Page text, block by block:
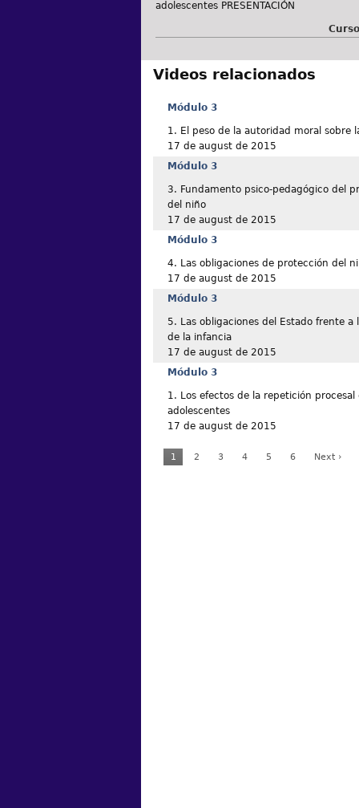
adolescentes PRESENTACIÓN
Videos relacionados
Módulo 3
1. El peso de la autoridad moral sobre
17 de august de 2015
Módulo 3
3. Fundamento psico-pedagógico del
del niño
17 de august de 2015
Módulo 3
4. Las obligaciones de protección del
17 de august de 2015
Módulo 3
5. Las obligaciones del Estado frente a
de la infancia
17 de august de 2015
Módulo 3
1. Los efectos de la repetición
adolescentes
17 de august de 2015
1 2 3 4 5 6 Next ›